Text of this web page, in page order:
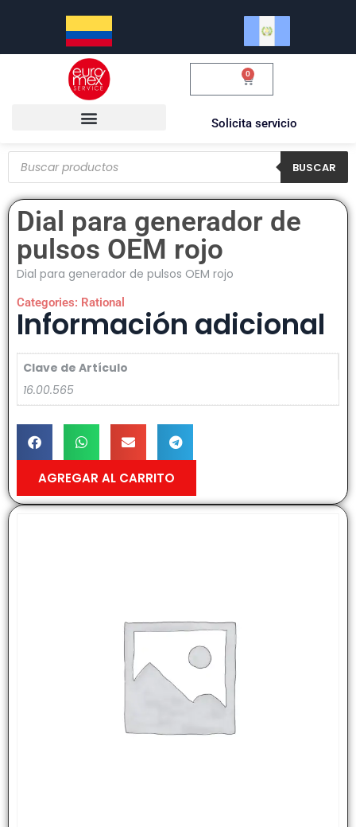
0
Solicita servicio
BUSCAR
Dial para generador de
pulsos OEM rojo
Dial para generador de pulsos OEM rojo
Categories: Rational
Información adicional
Clave de Artículo
16.00.565
AGREGAR AL CARRITO